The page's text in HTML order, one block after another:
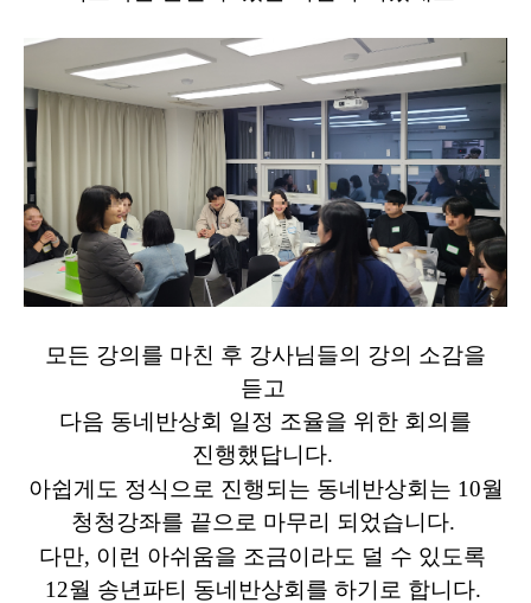
​모든 강의를 마친 후 강사님들의 강의 소감을
듣고
다음 동네반상회 일정 조율을 위한 회의를
진행했답니다.
아쉽게도 정식으로 진행되는 동네반상회는 10월
청청강좌를 끝으로 마무리 되었습니다.
다만, 이런 아쉬움을 조금이라도 덜 수 있도록
12월 송년파티 동네반상회를 하기로 합니다.